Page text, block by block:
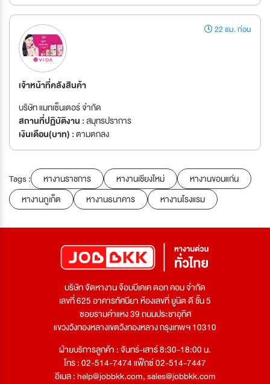
22 ชม. ก่อน
เจ้าหน้าที่คลังสินค้า
บริษัท แมทเซ็นเตอร์ จำกัด
สถานที่ปฏิบัติงาน :สมุทรปราการ
เงินเดือน(บาท) :ตามตกลง
Tags : หางานราชการ หางานเชียงใหม่
หางานขอนแก่น
หางานภูเก็ต
หางานธนาคาร หางานโรงแรม
บริษัท จัดหางาน จ๊อบบีเคเค ดอท คอม จำกัด
เลขที่ 625 อาคารทัศนียา ห้องเลขที่ ยูนิต ดี ชั้น 5
ซอยรามคำแหง 39 ถนนประชาอุทิศ
แขวงวังทองหลางเขตวังทองหลาง กรุงเทพฯ 10310
ฝ่ายบริการลูกค้า : จันทร์-เสาร์ 8:30-18:00 น.
โทร : 02-514-7474 แฟ็กซ์ 02-514-7447
อีเมล :help@jobbkk.com,sales@jobbkk.com